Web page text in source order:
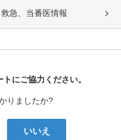
急、当番医情報
にご協力ください。
りましたか?
いいえ